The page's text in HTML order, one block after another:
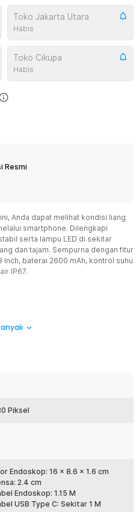
Toko Jakarta Utara
Habis
Toko Cikupa
Habis
Resmi
Anda dapat melihat kondisi liang
smartphone. Dilengkapi
serta lampu LED di sekitar
dan tajam. Sempurna dengan fitur
Inch, baterai 2600 mAh, kontrol suhu
IP67.
resolusi 1 MP yang mampu
di area gelap sekalipun.
berteknologi tinggi
0.02 cm. Kemampuan
pembersih telinga akan
sehingga memberikan
Piksel
Endoskop: 16 x 8.6 x 1.6 cm
2.4 cm
Endoskop: 1.15 M
USB Type C: Sekitar 1 M